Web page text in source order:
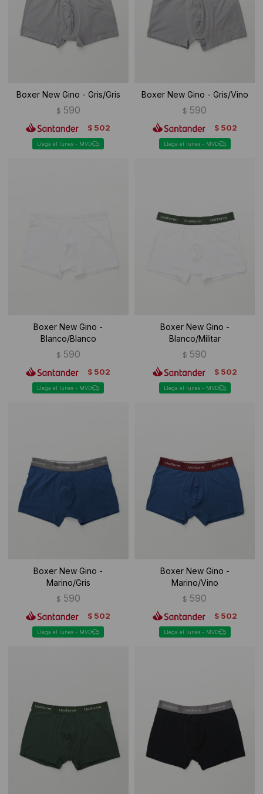
Boxer New Gino - Gris/Gris
$ 590
$ 502
Llega el lunes - MVD
Boxer New Gino - Gris/Vino
$ 590
$ 502
Llega el lunes - MVD
Boxer New Gino -
Blanco/Blanco
$ 590
$ 502
Llega el lunes - MVD
Boxer New Gino -
Blanco/Militar
$ 590
$ 502
Llega el lunes - MVD
Boxer New Gino -
Marino/Gris
$ 590
$ 502
Llega el lunes - MVD
Boxer New Gino -
Marino/Vino
$ 590
$ 502
Llega el lunes - MVD
Ropa Interior
Buzos
Camisas y blusas